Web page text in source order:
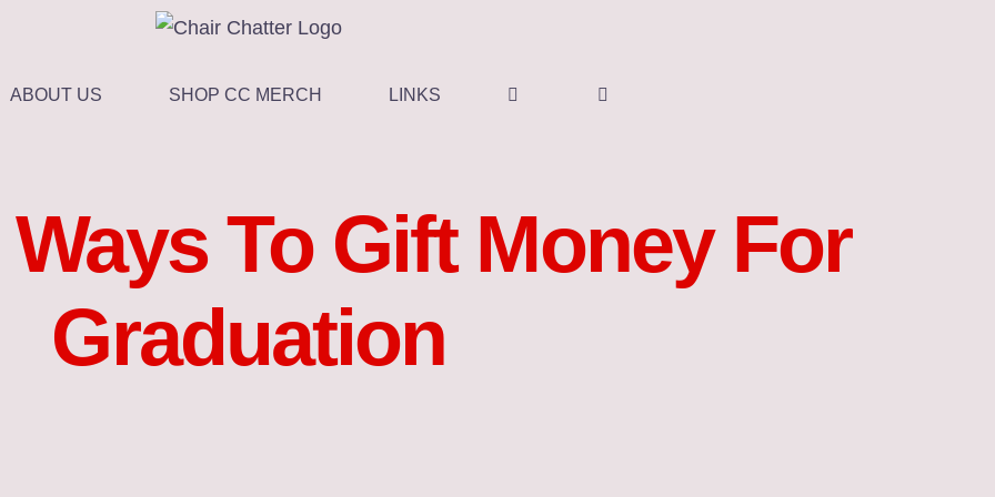
ABOUT US SHOP CC MERCH LINKS
To Gift Money For
Graduation